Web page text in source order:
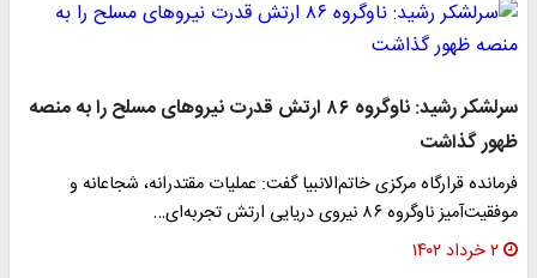
سرلشکر رشید: ناوگروه ۸۶ ارتش قدرت نیروهای مسلح را به منصه
ظهور گذاشت
فرمانده قرارگاه مرکزی خاتم‌الانبیا گفت: عملیات مقتدرانه، شجاعانه و
موفقیت‌آمیز ناوگروه ۸۶ نیروی دریایی ارتش تجربه‌ای…
۲ خرداد ۱۴۰۲